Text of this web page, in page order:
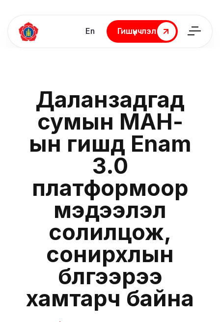
En
Гишүүнчлэл
Гишүүнчлэл
Даланзадгад
сумын МАН-
ын гишүүд Enam
3.0
платформоор
мэдээлэл
солилцож,
сонирхлын
бүлгээрээ
хамтарч байна